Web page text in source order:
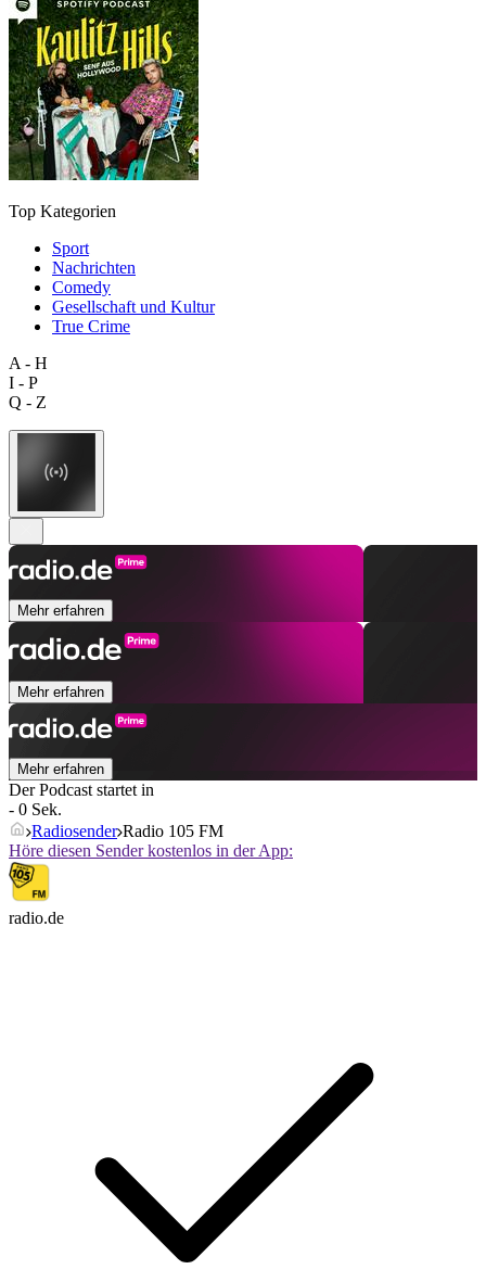
Top Kategorien
Sport
Nachrichten
Comedy
Gesellschaft und Kultur
True Crime
A - H
I - P
Q - Z
Mehr erfahren
Mehr erfahren
Mehr erfahren
Der Podcast startet in
- 0 Sek.
Radiosender Radio 105 FM
Höre diesen Sender kostenlos in der App:
radio.de